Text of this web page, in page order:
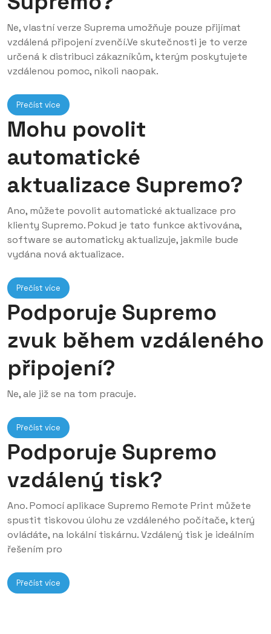
Ne, vlastní verze Suprema umožňuje pouze přijímat
vzdálená připojení zvenčí.Ve skutečnosti je to verze
určená k distribuci zákazníkům, kterým poskytujete
vzdálenou pomoc, nikoli naopak.
Přečíst více
Mohu povolit
automatické
aktualizace Supremo?
Ano, můžete povolit automatické aktualizace pro
klienty Supremo. Pokud je tato funkce aktivována,
software se automaticky aktualizuje, jakmile bude
vydána nová aktualizace.
Přečíst více
Podporuje Supremo
zvuk během vzdáleného
připojení?
Ne, ale již se na tom pracuje.
Přečíst více
Podporuje Supremo
vzdálený tisk?
Ano. Pomocí aplikace Supremo Remote Print můžete
spustit tiskovou úlohu ze vzdáleného počítače, který
ovládáte, na lokální tiskárnu. Vzdálený tisk je ideálním
řešením pro
Přečíst více